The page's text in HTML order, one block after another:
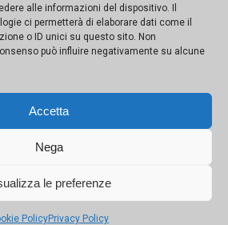
alle informazioni del dispositivo. Il
ci permetterà di elaborare dati come il
o ID unici su questo sito. Non
può influire negativamente su alcune
Accetta
Nega
le preferenze
PolicyPrivacy Policy
Prove di rinascita per Baglio
all’invisibile, in mostra l’arte di
Gabriella Furno